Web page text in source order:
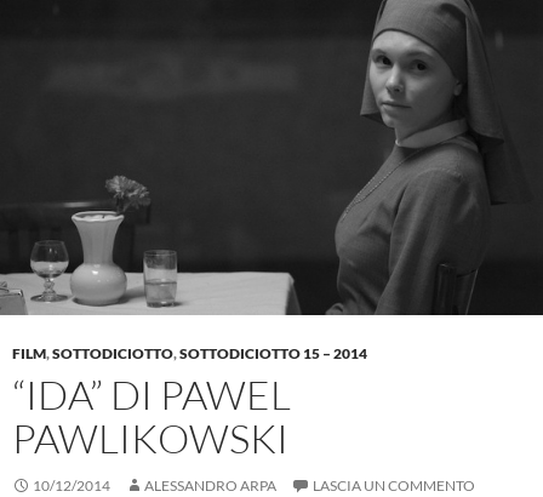
FILM,SOTTODICIOTTO,SOTTODICIOTTO 15 – 2014
“IDA” DI PAWEL
PAWLIKOWSKI
10/12/2014 ALESSANDRO ARPA LASCIA UN COMMENTO